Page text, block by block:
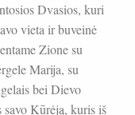
Dvasios, kuri
vieta ir buveinė
Zione su
Marija, su
bei Dievo
savo Kūrėją, kuris iš